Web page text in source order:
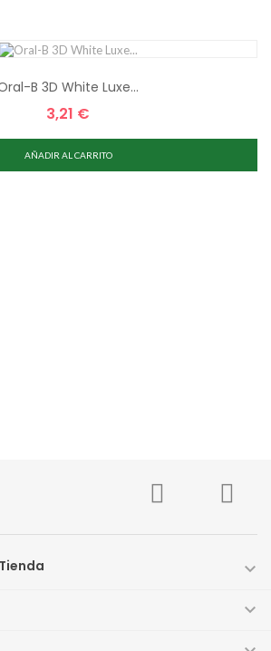
B 3D White Luxe...
Precio
3,21 €
AÑADIR AL CARRITO

